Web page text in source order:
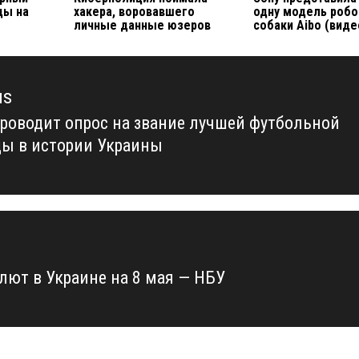
на
хакера, воровавшего
личные данные юзеров
одну модель
собаки Aibo
опрос на звание лучшей футбольной
в истории Украины
в Украине на 8 мая — НБУ